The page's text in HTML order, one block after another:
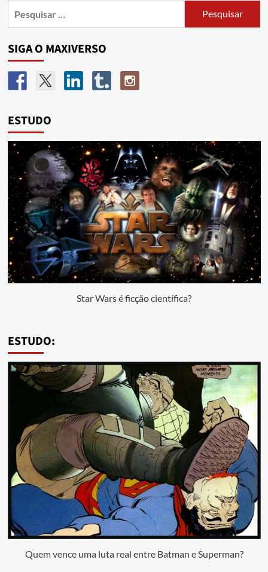
SIGA O MAXIVERSO
ESTUDO
Star Wars é ficção científica?
ESTUDO:
Quem vence uma luta real entre Batman e Superman?